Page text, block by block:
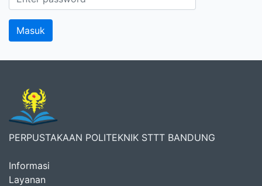
PERPUSTAKAAN POLITEKNIK STTT BANDUNG
Informasi
Layanan